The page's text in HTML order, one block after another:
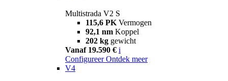
Multistrada V2 S
115,6 PK Vermogen
92,1 nm Koppel
202 kg gewicht
Vanaf 19.590 € i
Configureer Ontdek meer
V4